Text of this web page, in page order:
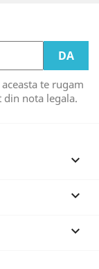
te rugam
nota legala.


